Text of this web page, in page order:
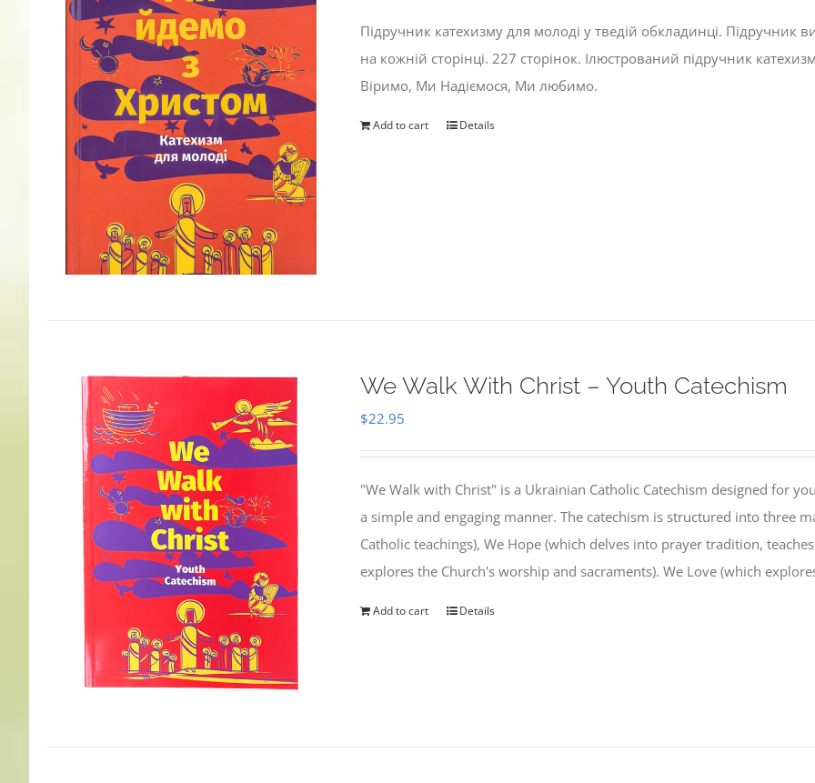
Підручник катехизму для молоді у тведій обкладинці.
на кожній сторінці. 227 сторінок. Ілюстрований підручник
Віримо, Ми Надіємося, Ми любимо.
Add to cart Details
We Walk With Christ – Youth Catechism
$22.95
"We Walk with Christ" is a Ukrainian Catholic Catechism designed for
a simple and engaging manner. The catechism is structured into three
Catholic teachings), We Hope (which delves into prayer tradition,
explores the Church's worship and sacraments). We Love (which
Add to cart Details